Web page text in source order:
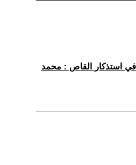
في استذكار القاص : محمد